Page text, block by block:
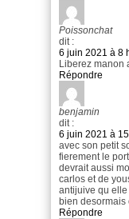
Poissonchat
dit :
6 juin 2021 à 8
Liberez manon
Répondre
benjamin
dit :
6 juin 2021 à
avec son petit
fierement le
devrait aussi
carlos et de
antijuive qu
bien desormais
Répondre